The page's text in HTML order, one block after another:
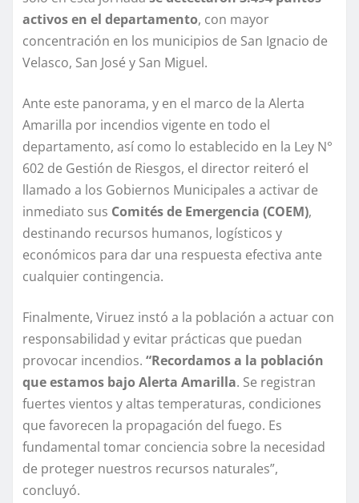
activos en el departamento, con mayor
concentración en los municipios de San Ignacio de
Velasco, San José y San Miguel.
Ante este panorama, y en el marco de la Alerta
Amarilla por incendios vigente en todo el
departamento, así como lo establecido en la Ley N°
602 de Gestión de Riesgos, el director reiteró el
llamado a los Gobiernos Municipales a activar de
inmediato sus Comités de Emergencia (COEM),
destinando recursos humanos, logísticos y
económicos para dar una respuesta efectiva ante
cualquier contingencia.
Finalmente, Viruez instó a la población a actuar con
responsabilidad y evitar prácticas que puedan
provocar incendios. “Recordamos a la población
que estamos bajo Alerta Amarilla. Se registran
fuertes vientos y altas temperaturas, condiciones
que favorecen la propagación del fuego. Es
fundamental tomar conciencia sobre la necesidad
de proteger nuestros recursos naturales”,
concluyó.